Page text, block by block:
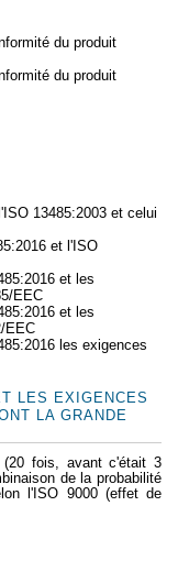
du produit
du produit
13485:2003 et celui
et l'ISO
et les
EEC
et les
EEC
les exigences
LES EXIGENCES
LA GRANDE
(20 fois, avant c'était 3
de la probabilité
l'ISO 9000 (effet de